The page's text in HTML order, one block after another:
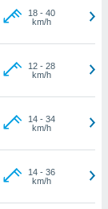
18- 40
km/h
12- 28
km/h
14- 34
km/h
14- 36
km/h